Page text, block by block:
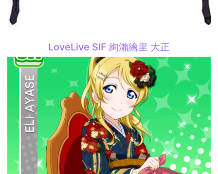
LoveLive SIF 絢瀨繪里 大正